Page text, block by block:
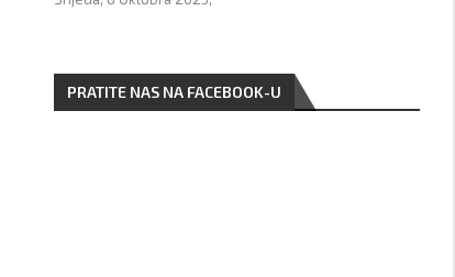
PRATITE NAS NA FACEBOOK-U